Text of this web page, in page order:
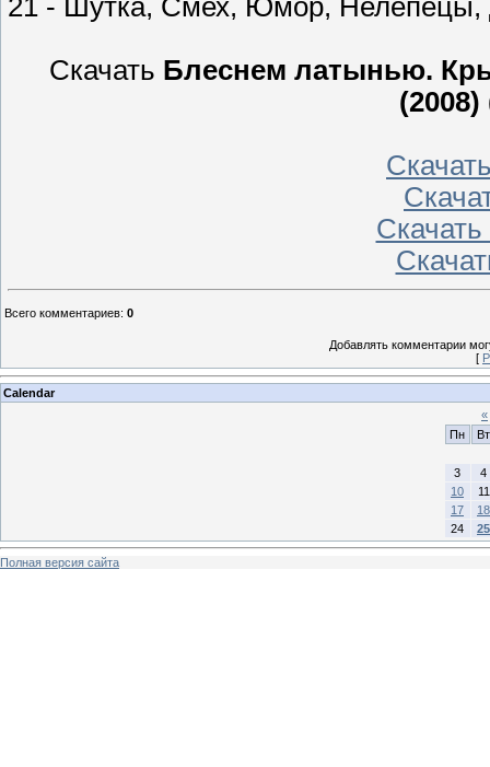
21 - Шутка, Смех, Юмор, Нелепецы,
Скачать Блеснем латынью.
Всего комментариев: 0
Добавлять комментарии
[
Calendar
«
Пн
Вт
3
4
10
11
17
18
24
25
Полная версия сайта